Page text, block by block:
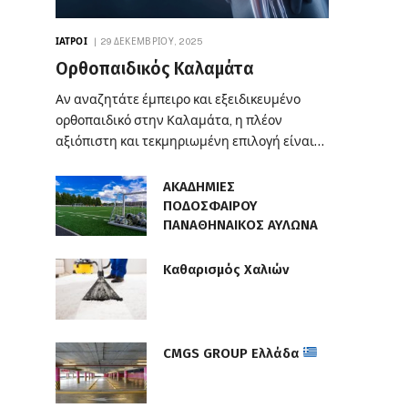
ΙΑΤΡΟΊ 29 ΔΕΚΕΜΒΡΊΟΥ, 2025
Ορθοπαιδικός Καλαμάτα
Αν αναζητάτε έμπειρο και εξειδικευμένο
ορθοπαιδικό στην Καλαμάτα, η πλέον
αξιόπιστη και τεκμηριωμένη επιλογή είναι…
ΑΚΑΔΗΜΙΕΣ
ΠΟΔΟΣΦΑΙΡΟΥ
ΠΑΝΑΘΗΝΑΙΚΟΣ ΑΥΛΩΝΑ
Καθαρισμός Χαλιών
CMGS GROUP Ελλάδα